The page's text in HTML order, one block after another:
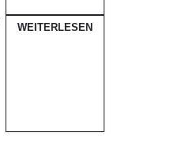
WEITERLESEN